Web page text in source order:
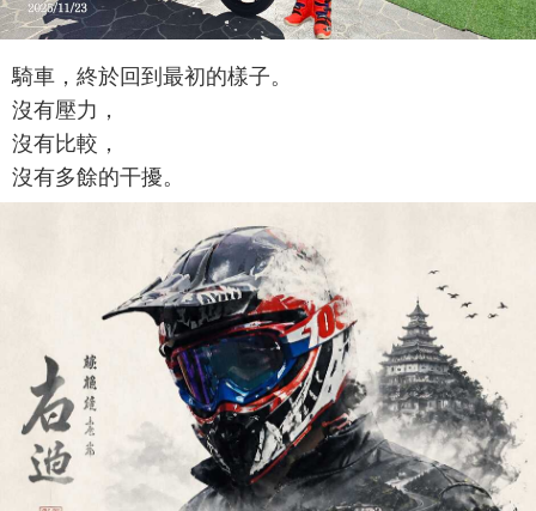
騎車，終於回到最初的樣子。
沒有壓力，
沒有比較，
沒有多餘的干擾。